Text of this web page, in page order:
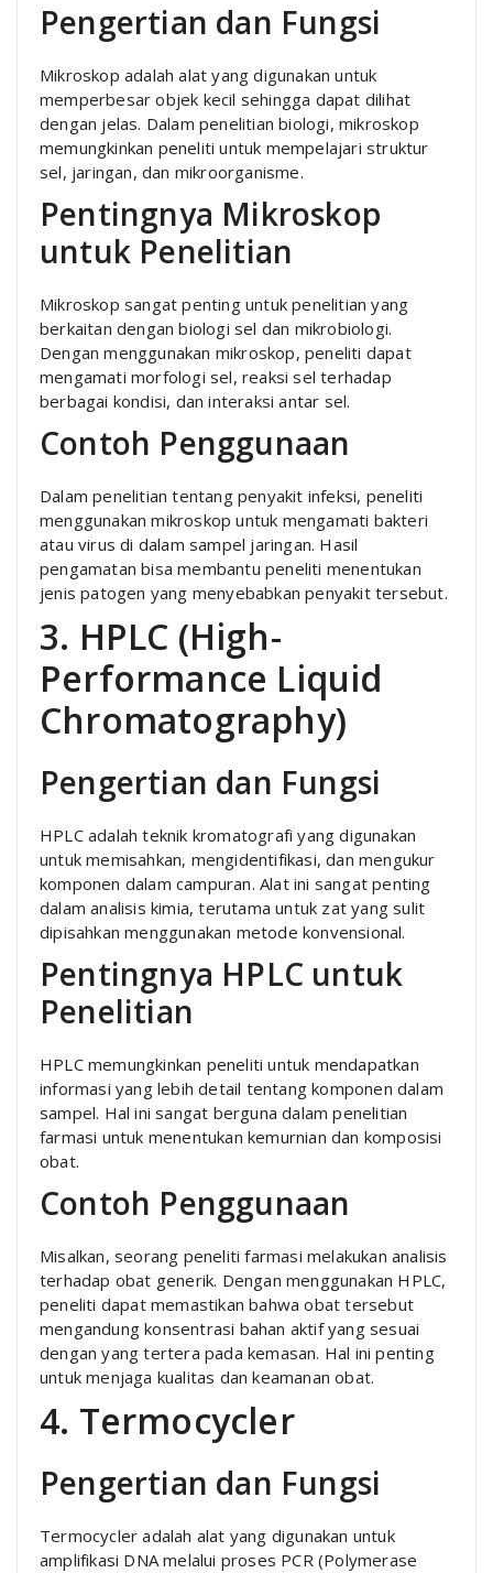
Pengertian dan Fungsi
Mikroskop adalah alat yang digunakan untuk
memperbesar objek kecil sehingga dapat dilihat
dengan jelas. Dalam penelitian biologi, mikroskop
memungkinkan peneliti untuk mempelajari struktur
sel, jaringan, dan mikroorganisme.
Pentingnya Mikroskop
untuk Penelitian
Mikroskop sangat penting untuk penelitian yang
berkaitan dengan biologi sel dan mikrobiologi.
Dengan menggunakan mikroskop, peneliti dapat
mengamati morfologi sel, reaksi sel terhadap
berbagai kondisi, dan interaksi antar sel.
Contoh Penggunaan
Dalam penelitian tentang penyakit infeksi, peneliti
menggunakan mikroskop untuk mengamati bakteri
atau virus di dalam sampel jaringan. Hasil
pengamatan bisa membantu peneliti menentukan
jenis patogen yang menyebabkan penyakit tersebut.
3. HPLC (High-
Performance Liquid
Chromatography)
Pengertian dan Fungsi
HPLC adalah teknik kromatografi yang digunakan
untuk memisahkan, mengidentifikasi, dan mengukur
komponen dalam campuran. Alat ini sangat penting
dalam analisis kimia, terutama untuk zat yang sulit
dipisahkan menggunakan metode konvensional.
Pentingnya HPLC untuk
Penelitian
HPLC memungkinkan peneliti untuk mendapatkan
informasi yang lebih detail tentang komponen dalam
sampel. Hal ini sangat berguna dalam penelitian
farmasi untuk menentukan kemurnian dan komposisi
obat.
Contoh Penggunaan
Misalkan, seorang peneliti farmasi melakukan analisis
terhadap obat generik. Dengan menggunakan HPLC,
peneliti dapat memastikan bahwa obat tersebut
mengandung konsentrasi bahan aktif yang sesuai
dengan yang tertera pada kemasan. Hal ini penting
untuk menjaga kualitas dan keamanan obat.
4. Termocycler
Pengertian dan Fungsi
Termocycler adalah alat yang digunakan untuk
amplifikasi DNA melalui proses PCR (Polymerase